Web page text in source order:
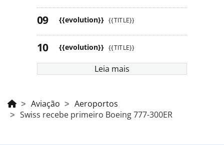
{{evolution}} {{TITLE}}
{{evolution}} {{TITLE}}
Leia mais
Aviação
Aeroportos
Swiss recebe primeiro Boeing 777-300ER